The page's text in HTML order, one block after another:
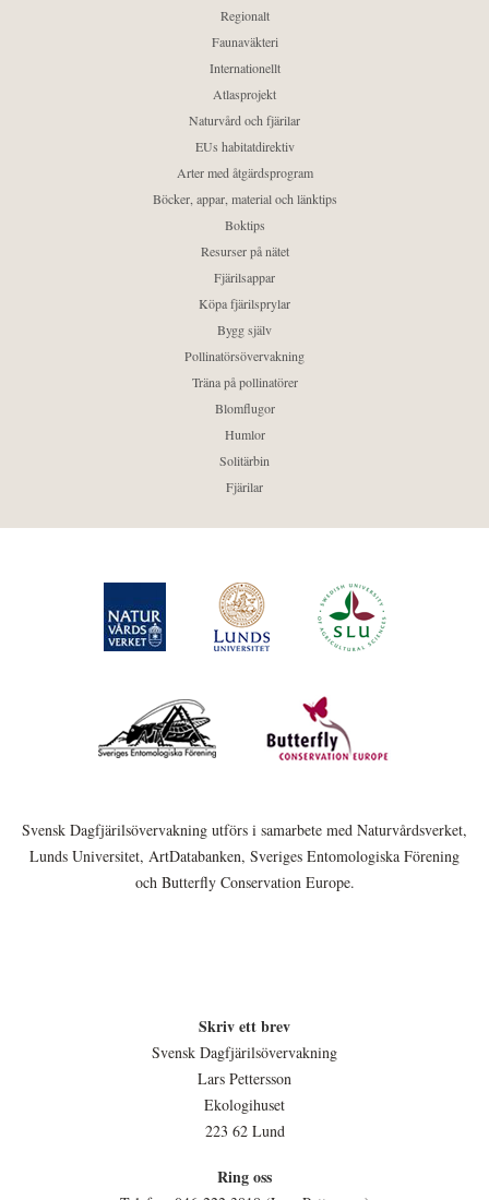
Regionalt
Faunaväkteri
Internationellt
Atlasprojekt
Naturvård och fjärilar
EUs habitatdirektiv
Arter med åtgärdsprogram
Böcker, appar, material och länktips
Boktips
Resurser på nätet
Fjärilsappar
Köpa fjärilsprylar
Bygg själv
Pollinatörsövervakning
Träna på pollinatörer
Blomflugor
Humlor
Solitärbin
Fjärilar
Svensk Dagfjärilsövervakning utförs i samarbete med Naturvårdsverket,
Lunds Universitet, ArtDatabanken, Sveriges Entomologiska Förening
och Butterfly Conservation Europe.
Skriv ett brev
Svensk Dagfjärilsövervakning
Lars Pettersson
Ekologihuset
223 62 Lund
Ring oss